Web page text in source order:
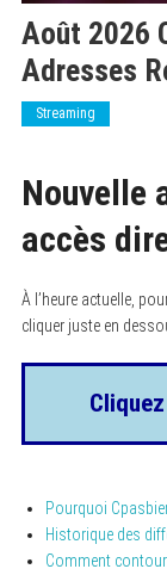
Août 2026
Adresses
Streaming
Nouvelle
accès
À l’heure actuelle,
cliquer juste en
Pourquoi
Historique des
Comment